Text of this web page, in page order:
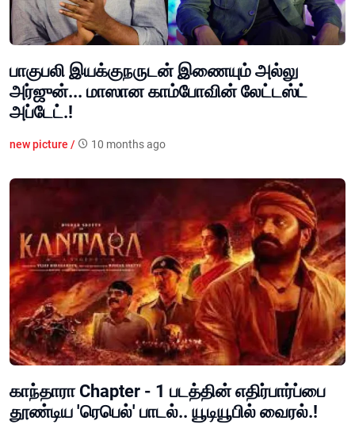
பாகுபலி இயக்குநருடன் இணையும் அல்லு
அர்ஜுன்... மாஸான காம்போவின் லேட்டஸ்ட்
அப்டேட்.!
new picture / 10 months ago
காந்தாரா Chapter - 1 படத்தின் எதிர்பார்ப்பை
தூண்டிய 'ரெபெல்' பாடல்.. யூடியூபில் வைரல்.!